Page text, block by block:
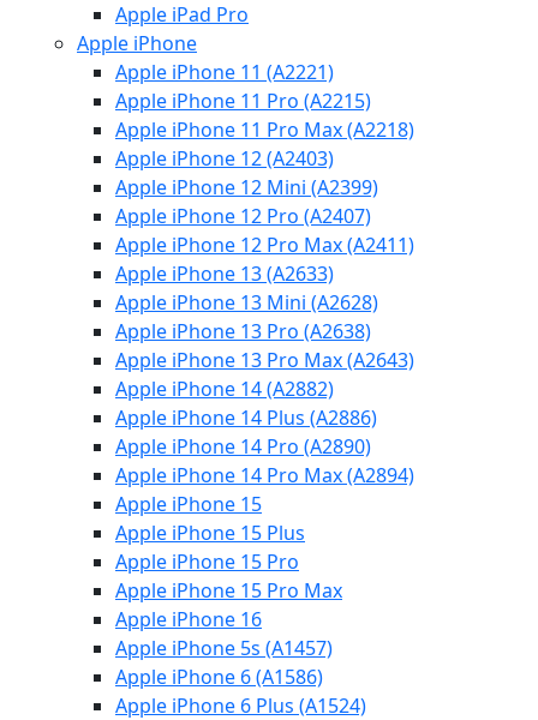
Apple iPad Pro
Apple iPhone
Apple iPhone 11 (A2221)
Apple iPhone 11 Pro (A2215)
Apple iPhone 11 Pro Max (A2218)
Apple iPhone 12 (A2403)
Apple iPhone 12 Mini (A2399)
Apple iPhone 12 Pro (A2407)
Apple iPhone 12 Pro Max (A2411)
Apple iPhone 13 (A2633)
Apple iPhone 13 Mini (A2628)
Apple iPhone 13 Pro (A2638)
Apple iPhone 13 Pro Max (A2643)
Apple iPhone 14 (A2882)
Apple iPhone 14 Plus (A2886)
Apple iPhone 14 Pro (A2890)
Apple iPhone 14 Pro Max (A2894)
Apple iPhone 15
Apple iPhone 15 Plus
Apple iPhone 15 Pro
Apple iPhone 15 Pro Max
Apple iPhone 16
Apple iPhone 5s (A1457)
Apple iPhone 6 (A1586)
Apple iPhone 6 Plus (A1524)